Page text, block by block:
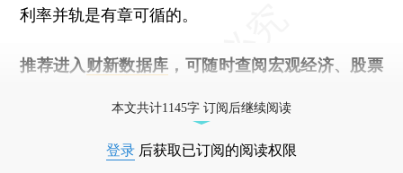
利率并轨是有章可循的。
推荐进入 财新数据库 ，可随时查阅宏观经济、股票
本文共计1145字 订阅后继续阅读
登录 后获取已订阅的阅读权限